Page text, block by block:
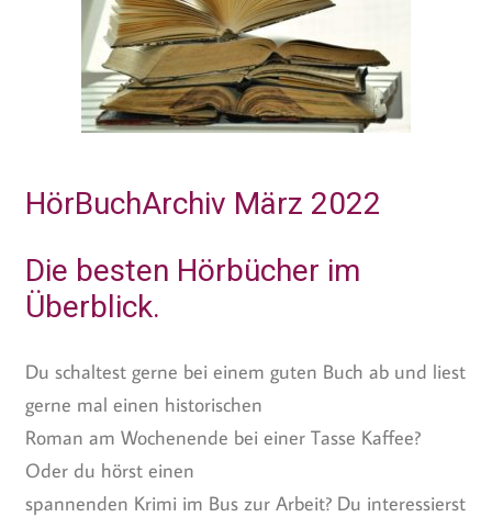
HörBuchArchiv März 2022
Die besten Hörbücher im
Überblick.
Du schaltest gerne bei einem guten Buch ab und liest
gerne mal einen historischen
Roman am Wochenende bei einer Tasse Kaffee?
Oder du hörst einen
spannenden Krimi im Bus zur Arbeit? Du interessierst